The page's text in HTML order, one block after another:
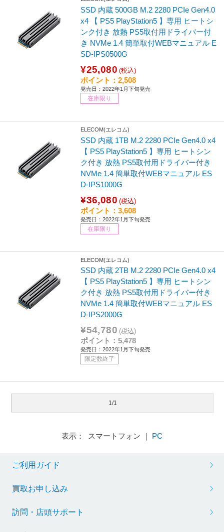
SSD 内蔵 500GB M.2 2280 PCIe Gen4.0
x4 【 PS5 PlayStation5 】専用 ヒートシ
ンク付き 放熱 PS5取付用ドライバー付
き NVMe 1.4 簡単取付WEBマニュアル E
SD-IPS0500G
¥25,080 (税込)
ポイント：2,508
発売日：2022年1月下旬発売
在庫限り
ELECOM(エレコム)
SSD 内蔵 1TB M.2 2280 PCIe Gen4.0 x4
【 PS5 PlayStation5 】専用 ヒートシン
ク付き 放熱 PS5取付用ドライバー付き
NVMe 1.4 簡単取付WEBマニュアル ES
D-IPS1000G
¥36,080 (税込)
ポイント：3,608
発売日：2022年1月下旬発売
在庫限り
ELECOM(エレコム)
SSD 内蔵 2TB M.2 2280 PCIe Gen4.0 x4
【 PS5 PlayStation5 】専用 ヒートシン
ク付き 放熱 PS5取付用ドライバー付き
NVMe 1.4 簡単取付WEBマニュアル ES
D-IPS2000G
¥54,780 (税込)
ポイント：5,478
発売日：2022年1月下旬発売
限定数終了
1/1
表示： スマートフォン ｜ PC
ご利用ガイド
買取お申し込み
訪問・店頭サポート